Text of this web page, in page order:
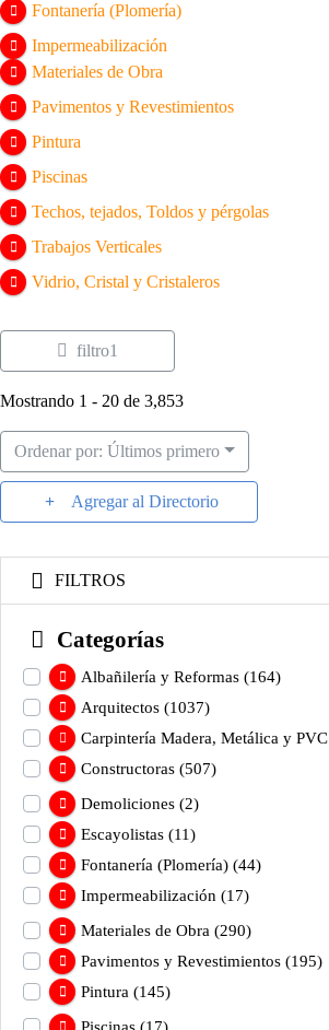
Fontanería (Plomería)
Impermeabilización
Materiales de Obra
Pavimentos y Revestimientos
Pintura
Piscinas
Techos, tejados, Toldos y pérgolas
Trabajos Verticales
Vidrio, Cristal y Cristaleros
filtro1
Mostrando 1 - 20 de 3,853
Ordenar por: Últimos primero
Agregar al Directorio
FILTROS
Categorías
Albañilería y Reformas (164)
Arquitectos (1037)
Carpintería Madera, Metálica y PVC
Constructoras (507)
Demoliciones (2)
Escayolistas (11)
Fontanería (Plomería) (44)
Impermeabilización (17)
Materiales de Obra (290)
Pavimentos y Revestimientos (195)
Pintura (145)
Piscinas (17)